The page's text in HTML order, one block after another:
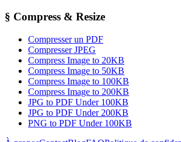
§ Compress & Resize
Compresser un PDF
Compresser JPEG
Compress Image to 20KB
Compress Image to 50KB
Compress Image to 100KB
Compress Image to 200KB
JPG to PDF Under 100KB
JPG to PDF Under 200KB
PNG to PDF Under 100KB